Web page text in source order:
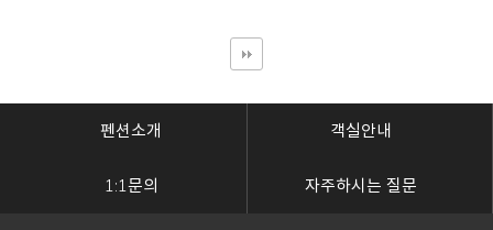
펜션소개 객실안내
1:1문의 자주하시는 질문